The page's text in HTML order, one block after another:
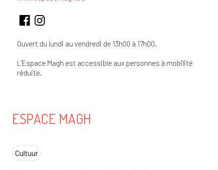
Ouvert du lundi au vendredi de 13h00 à 17h00.
L’Espace Magh est accessible aux personnes à mobilité
réduite.
ESPACE MAGH
Cultuur